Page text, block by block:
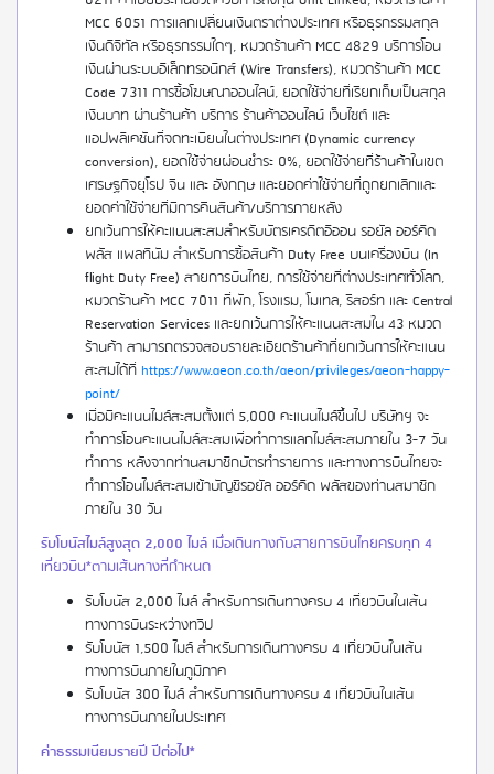
MCC 6051 การแลกเปลี่ยนเงินตราต่างประเทศ หรือธุรกรรมสกุล
เงินดิจิทัล หรือธุรกรรมใดๆ, หมวดร้านค้า MCC 4829 บริการโอน
เงินผ่านระบบอิเล็กทรอนิกส์ (Wire Transfers), หมวดร้านค้า MCC
Code 7311 การซื้อโฆษณาออนไลน์, ยอดใช้จ่ายที่เรียกเก็บเป็นสกุล
เงินบาท ผ่านร้านค้า บริการ ร้านค้าออนไลน์ เว็บไซต์ และ
แอปพลิเคชันที่จดทะเบียนในต่างประเทศ (Dynamic currency
conversion), ยอดใช้จ่ายผ่อนชำระ 0%, ยอดใช้จ่ายที่ร้านค้าในเขต
เศรษฐกิจยุโรป จีน และ อังกฤษ และยอดค่าใช้จ่ายที่ถูกยกเลิกและ
ยอดค่าใช้จ่ายที่มีการคืนสินค้า/บริการภายหลัง
ยกเว้นการให้คะแนนสะสมสำหรับบัตรเครดิตอิออน รอยัล ออร์คิด
พลัส แพลทินัม สำหรับการซื้อสินค้า Duty Free บนเครื่องบิน (In
flight Duty Free) สายการบินไทย, การใช้จ่ายที่ต่างประเทศทั่วโลก,
หมวดร้านค้า MCC 7011 ที่พัก, โรงแรม, โมเทล, รีสอร์ท และ Central
Reservation Services และยกเว้นการให้คะแนนสะสมใน 43 หมวด
ร้านค้า สามารถตรวจสอบรายละเอียดร้านค้าที่ยกเว้นการให้คะแนน
สะสมได้ที่https://www.aeon.co.th/aeon/privileges/aeon-happy-
point/
เมื่อมีคะแนนไมล์สะสมตั้งแต่ 5,000 คะแนนไมล์ขึ้นไป บริษัทฯ จะ
ทำการโอนคะแนนไมล์สะสมเพื่อทำการแลกไมล์สะสมภายใน 3-7 วัน
ทำการ หลังจากท่านสมาชิกบัตรทำรายการ และทางการบินไทยจะ
ทำการโอนไมล์สะสมเข้าบัญชีรอยัล ออร์คิด พลัสของท่านสมาชิก
ภายใน 30 วัน
รับโบนัสไมล์สูงสุด 2,000 ไมล์ เมื่อเดินทางกับสายการบินไทยครบทุก 4
เที่ยวบิน*ตามเส้นทางที่กำหนด
รับโบนัส 2,000 ไมล์ สำหรับการเดินทางครบ 4 เที่ยวบินในเส้น
ทางการบินระหว่างทวีป
รับโบนัส 1,500 ไมล์ สำหรับการเดินทางครบ 4 เที่ยวบินในเส้น
ทางการบินภายในภูมิภาค
รับโบนัส 300 ไมล์ สำหรับการเดินทางครบ 4 เที่ยวบินในเส้น
ทางการบินภายในประเทศ
ค่าธรรมเนียมรายปี ปีต่อไป*